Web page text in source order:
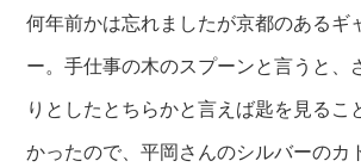
何年前かは忘れましたが京都のあるギ
ー。手仕事の木のスプーンと言うと、
りとしたとちらかと言えば匙を見るこ
かったので、平岡さんのシルバーのカ